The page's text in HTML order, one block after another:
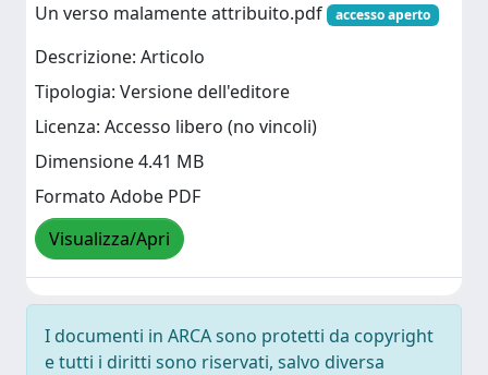
Un verso malamente attribuito.pdf
accesso aperto
Descrizione: Articolo
Tipologia: Versione dell'editore
Licenza: Accesso libero (no vincoli)
Dimensione 4.41 MB
Formato Adobe PDF
Visualizza/Apri
I documenti in ARCA sono protetti da copyright
e tutti i diritti sono riservati, salvo diversa